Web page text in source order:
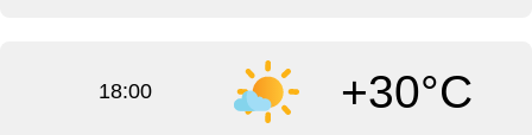
18:00 +30°C